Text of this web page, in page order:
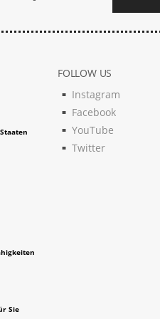
Sie
FOLLOW US
Instagram
Facebook
YouTube
Twitter